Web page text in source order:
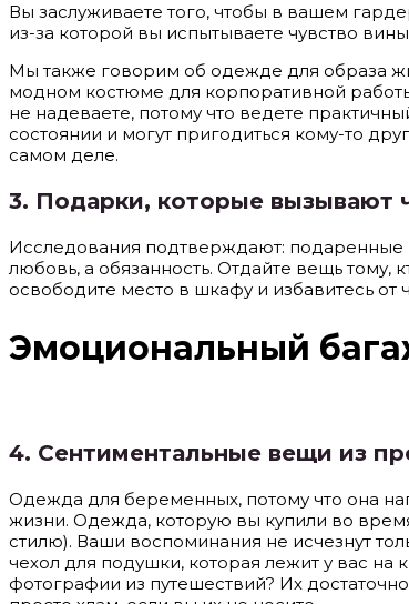
Вы заслуживаете того, чтобы в вашем
из-за которой вы испытываете чувство
Мы также говорим об одежде для образа
модном костюме для корпоративной
не надеваете, потому что ведете
состоянии и могут пригодиться кому-то
самом деле.
3. Подарки, которые вызывают
Исследования подтверждают:
любовь, а обязанность. Отдайте вещь тому,
освободите место в шкафу и избавитесь
Эмоциональный
4. Сентиментальные вещи из
Одежда для беременных, потому что она
жизни. Одежда, которую вы купили во
стилю). Ваши воспоминания не исчезнут
чехол для подушки, которая лежит у вас
фотографии из путешествий? Их